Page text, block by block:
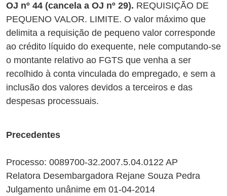
OJ nº 44 (cancela a OJ nº 29). REQUISIÇÃO DE
PEQUENO VALOR. LIMITE. O valor máximo que
delimita a requisição de pequeno valor corresponde
ao crédito líquido do exequente, nele computando-se
o montante relativo ao FGTS que venha a ser
recolhido à conta vinculada do empregado, e sem a
inclusão dos valores devidos a terceiros e das
despesas processuais.
Precedentes
Processo: 0089700-32.2007.5.04.0122 AP
Relatora Desembargadora Rejane Souza Pedra
Julgamento unânime em 01-04-2014